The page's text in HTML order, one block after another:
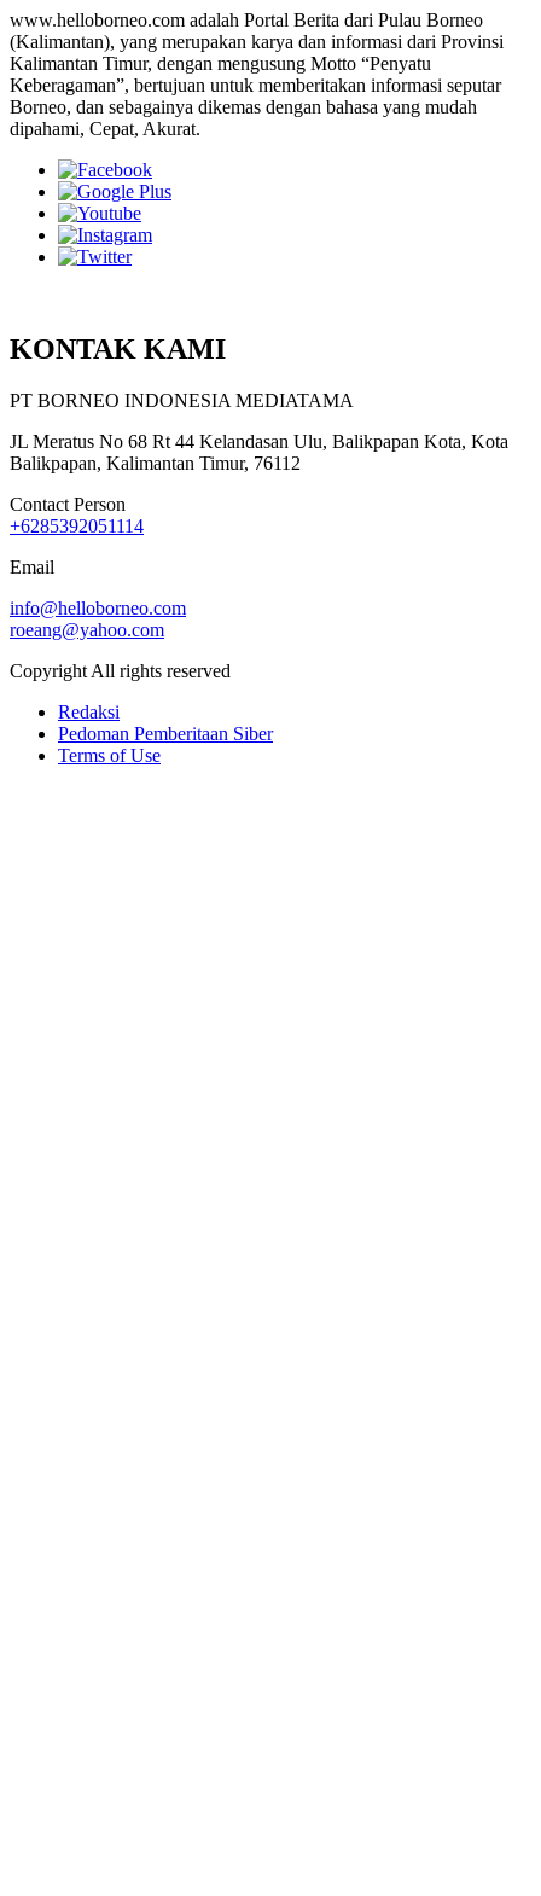
www.helloborneo.com adalah Portal Berita dari Pulau Borneo
(Kalimantan), yang merupakan karya dan informasi dari Provinsi
Kalimantan Timur, dengan mengusung Motto “Penyatu
Keberagaman”, bertujuan untuk memberitakan informasi seputar
Borneo, dan sebagainya dikemas dengan bahasa yang mudah
dipahami, Cepat, Akurat.
KONTAK KAMI
PT BORNEO INDONESIA MEDIATAMA
JL Meratus No 68 Rt 44 Kelandasan Ulu, Balikpapan Kota, Kota
Balikpapan, Kalimantan Timur, 76112
Contact Person
+6285392051114
Email
info@helloborneo.com
roeang@yahoo.com
Copyright All rights reserved
Redaksi
Pedoman Pemberitaan Siber
Terms of Use